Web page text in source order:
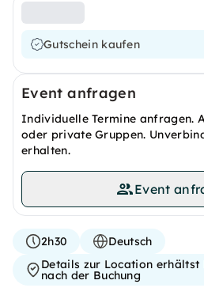
Gutschein kaufen
Event anfragen
Individuelle Termine anfragen.
oder private Gruppen.
erhalten.
Event
2h30
Deutsch
Details zur Location erhältst
nach der Buchung